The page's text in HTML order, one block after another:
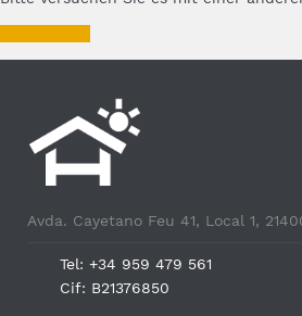
Avda. Cayetano Feu 41, Local 1,
Tel: +34 959 479 561
Cif: B21376850